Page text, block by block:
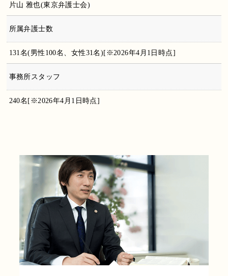
片山 雅也(東京弁護士会)
所属弁護士数
131名(男性100名、女性31名)[※2026年4月1日時点]
事務所スタッフ
240名[※2026年4月1日時点]